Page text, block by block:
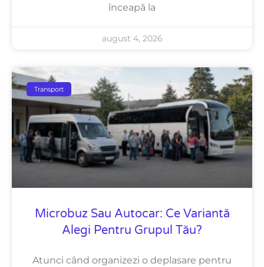
înceapă la
august 4, 2026
Transport
Microbuz Sau Autocar: Ce Variantă
Alegi Pentru Grupul Tău?
Atunci când organizezi o deplasare pentru